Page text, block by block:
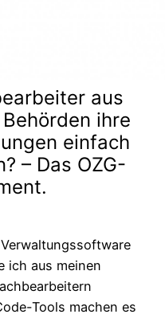
aus
ihre
einfach
– Das OZG-
ich aus meinen
Tools machen es